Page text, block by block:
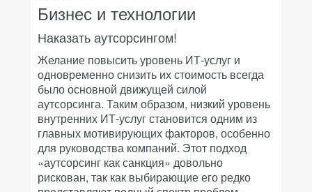
Бизнес и технологии
Наказать аутсорсингом!
Желание повысить уровень ИТ-услуг и
одновременно снизить их стоимость всегда
было основной движущей силой
аутсорсинга. Таким образом, низкий уровень
внутренних ИТ-услуг становится одним из
главных мотивирующих факторов, особенно
для руководства компаний. Этот подход
«аутсорсинг как санкция» довольно
рискован, так как выбирающие его редко